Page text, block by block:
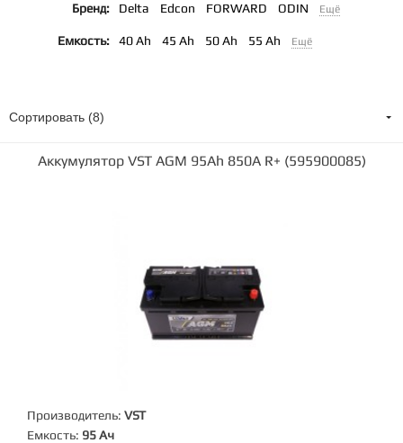
Бренд: Delta Edcon FORWARD ODIN Ещё
Емкость: 40 Ah 45 Ah 50 Ah 55 Ah Ещё
Сортировать (8)
Аккумулятор VST AGM 95Ah 850A R+ (595900085)
Производитель: VST
Емкость: 95 Ач